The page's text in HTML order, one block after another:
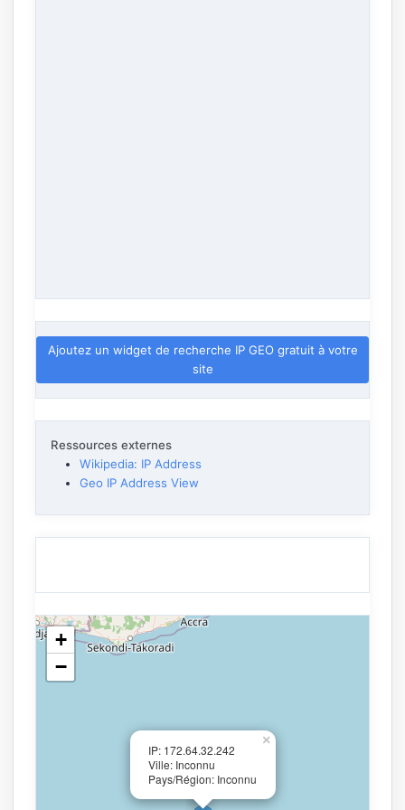
Ajoutez un widget de recherche IP GEO gratuit à votre
site
Ressources externes
Wikipedia: IP Address
Geo IP Address View
IP: 172.64.32.242
Ville: Inconnu
Pays/Région: Inconnu
×
+
−